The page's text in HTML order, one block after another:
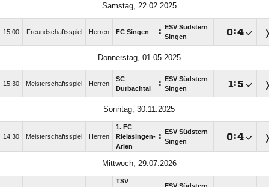
Samstag, 22.02.2025
15:00 Freundschaftsspiel Herren FC Singen :
ESV Südstern
Singen
:
Donnerstag, 01.05.2025
15:30 Meisterschaftsspiel Herren
SC
Durbachtal
:
ESV Südstern
Singen
:
Sonntag, 30.11.2025
14:30 Meisterschaftsspiel Herren
1. FC
Rielasingen-
Arlen
:
ESV Südstern
Singen
:
Mittwoch, 29.07.2026
TSV